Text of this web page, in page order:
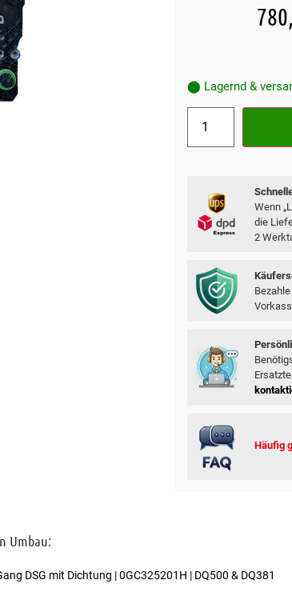
⬤ Lagernd &
Wenn
die
2
Häufig
Umbau:
DSG mit Dichtung | 0GC325201H | DQ500 & DQ381